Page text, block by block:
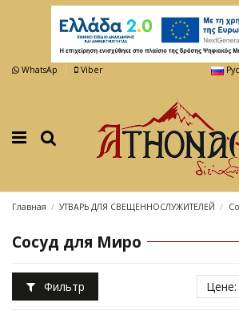
WhatsAp Viber
Главная УТВАРЬ ДЛЯ СВЕЩЕННОСЛУЖИТЕЛЕЙ
Сосуд для Миро
Фильтр Цене: